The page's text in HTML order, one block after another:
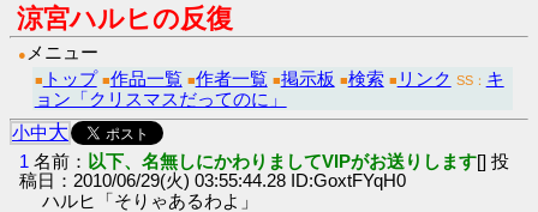
涼宮ハルヒの反復
● メニュー
■ トップ ■作品一覧 ■作者一覧 ■掲示板 ■検索 ■ リンク SS： キ
ョン「クリスマスだってのに」
小中大
1 名前： 以下、名無しにかわりましてVIPがお送りします[] 投
稿日：2010/06/29(火) 03:55:44.28 ID:GoxtFYqH0
ハルヒ「そりゃあるわよ」